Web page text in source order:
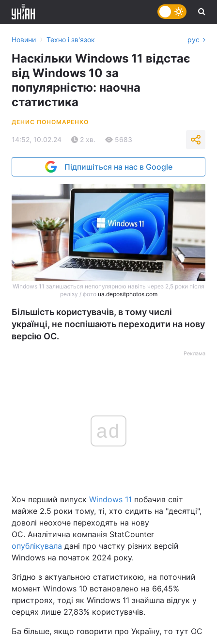
Україна Політика
Економіка
Спорт Наука
Техно і зв'язок Лайт
Зброя Інциденти
Здоров'я Туризм
Новини › Техно і зв'язок рус
Наскільки Windows 11 відстає
від Windows 10 за
популярністю: наочна
статистика
ДЕНИС ПОНОМАРЕНКО
14:52, 10.02.24 2 хв. 5683
Підпишіться на нас в Google
Windows 11 залишається непопулярною навіть через 2,5 роки після
релізу / фото ua.depositphotos.com
Більшість користувачів, в тому числі
українці, не поспішають переходити на нову
версію ОС.
Реклама
ad
Хоч перший випуск Windows 11 побачив світ
майже 2.5 роки тому, ті, хто сидить на "десятці",
доволі неохоче переходять на нову
ОС. Аналітична компанія StatCounter
опублікувала дані про частку різних версій
Windows на початок 2024 року.
Згідно з актуальною статистикою, на поточний
момент Windows 10 встановлено на 66,45%
пристроях, тоді як Windows 11 знайшла відгук у
серцях лише 27,83% користувачів.
Ба більше, якщо говорити про Україну, то тут ОС